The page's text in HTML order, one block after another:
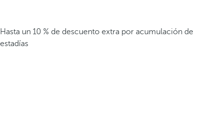
Hasta un 10 % de descuento extra por acumulación de
estadías